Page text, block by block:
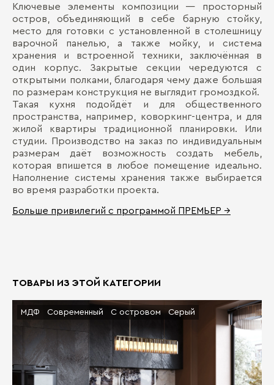
Ключевые элементы композиции — просторный
остров, объединяющий в себе барную стойку,
место для готовки с установленной в столешницу
варочной панелью, а также мойку, и система
хранения и встроенной техники, заключённая в
один корпус. Закрытые секции чередуются с
открытыми полками, благодаря чему даже большая
по размерам конструкция не выглядит громоздкой.
Такая кухня подойдёт и для общественного
пространства, например, коворкинг-центра, и для
жилой квартиры традиционной планировки. Или
студии. Производство на заказ по индивидуальным
размерам даёт возможность создать мебель,
которая впишется в любое помещение идеально.
Наполнение системы хранения также выбирается
во время разработки проекта.
Больше привилегий с программой ПРЕМЬЕР →
ТОВАРЫ ИЗ ЭТОЙ КАТЕГОРИИ
МДФ Современный С островом Серый